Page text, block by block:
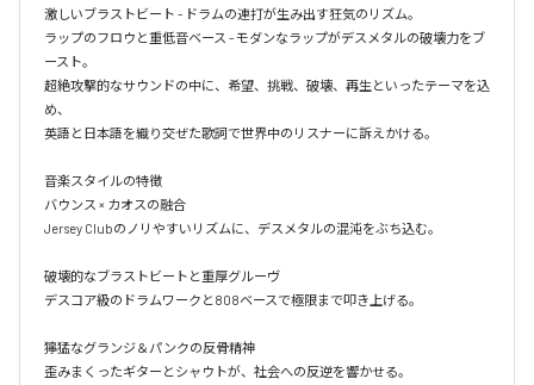
激しいブラストビート - ドラムの連打が生み出す狂気のリズム。
ラップのフロウと重低音ベース - モダンなラップがデスメタルの破壊力をブ
ースト。
超絶攻撃的なサウンドの中に、希望、挑戦、破壊、再生といったテーマを込
め、
英語と日本語を織り交ぜた歌詞で世界中のリスナーに訴えかける。
音楽スタイルの特徴
バウンス × カオスの融合
Jersey Clubのノリやすいリズムに、デスメタルの混沌をぶち込む。
破壊的なブラストビートと重厚グルーヴ
デスコア級のドラムワークと808ベースで極限まで叩き上げる。
獰猛なグランジ＆パンクの反骨精神
歪みまくったギターとシャウトが、社会への反逆を響かせる。